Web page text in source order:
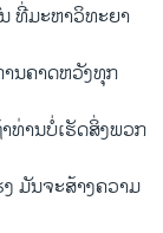
ທີ່ມະຫາວິທະຍາ
ນຄາດຫວັງທຸກ
ທ່ານບໍ່ເຮັດສິ່ງພວກ
ມັນຈະສ້າງຄວາມ